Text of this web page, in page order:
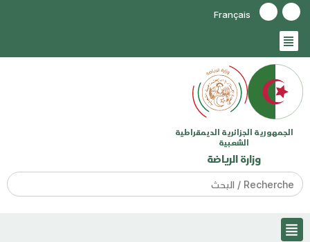
Français
الجمهورية الجزائرية الديمقراطية
الشعبية
وزارة الرياضة
Search
for: